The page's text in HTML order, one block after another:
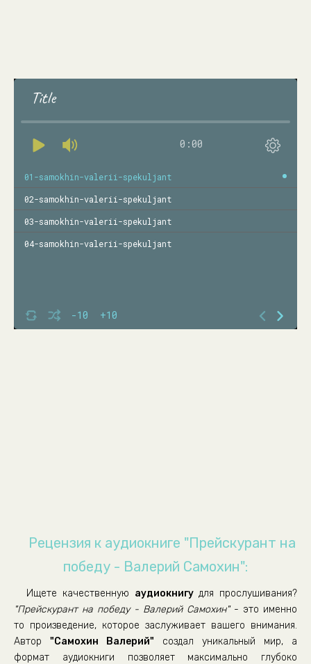
Title
0:00
-10 +10
01-samokhin-valerii-spekuljant
02-samokhin-valerii-spekuljant
03-samokhin-valerii-spekuljant
04-samokhin-valerii-spekuljant
Рецензия к аудиокниге "Прейскурант на
победу - Валерий Самохин":
Ищете качественную аудиокнигудля прослушивания?
"Прейскурант на победу - Валерий Самохин"- это именно
то произведение, которое заслуживает вашего внимания.
Автор "Самохин Валерий" создал уникальный мир, а
формат аудиокниги позволяет максимально глубоко